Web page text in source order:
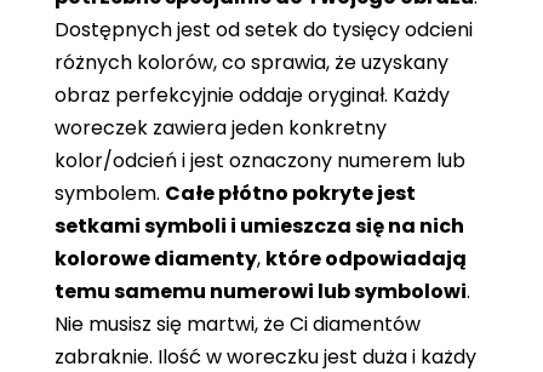
Dostępnych jest od setek do tysięcy odcieni
różnych kolorów, co sprawia, że ​​uzyskany
obraz perfekcyjnie oddaje oryginał. Każdy
woreczek zawiera jeden konkretny
kolor/odcień i jest oznaczony numerem lub
symbolem. Całe płótno pokryte jest
setkami symboli i umieszcza się na nich
kolorowe diamenty, które odpowiadają
temu samemu numerowi lub symbolowi.
Nie musisz się martwi, że Ci diamentów
zabraknie. Ilość w woreczku jest duża i każdy